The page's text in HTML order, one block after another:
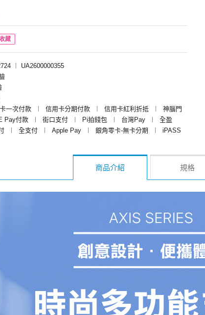
藏
︱
UA2600000355
一次付款
︱ 信用卡分期付款 ︱ 信用卡紅利折抵 ︱
神腦門
Pay付款 ︱ 街口支付 ︱ Pi拍錢包 ︱ 台灣Pay ︱
全盈
︱ 全支付 ︱ Apple Pay ︱ 銀角零卡-無卡分期 ︱
iPASS
商品介紹 規格